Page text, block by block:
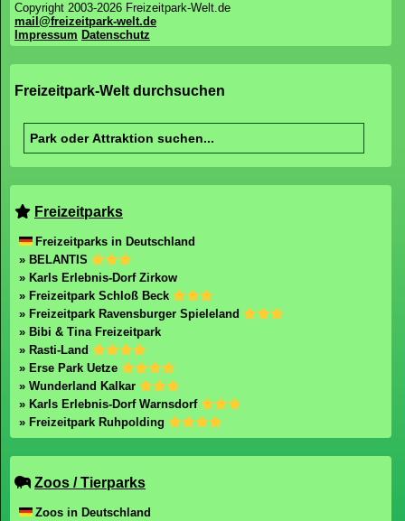
Copyright 2003-2026 Freizeitpark-Welt.de
mail@freizeitpark-welt.de
Impressum Datenschutz
Freizeitpark-Welt durchsuchen
Freizeitparks
Freizeitparks in Deutschland
» BELANTIS
» Karls Erlebnis-Dorf Zirkow
» Freizeitpark Schloß Beck
» Freizeitpark Ravensburger Spieleland
» Bibi & Tina Freizeitpark
» Rasti-Land
» Erse Park Uetze
» Wunderland Kalkar
» Karls Erlebnis-Dorf Warnsdorf
» Freizeitpark Ruhpolding
Zoos / Tierparks
Zoos in Deutschland